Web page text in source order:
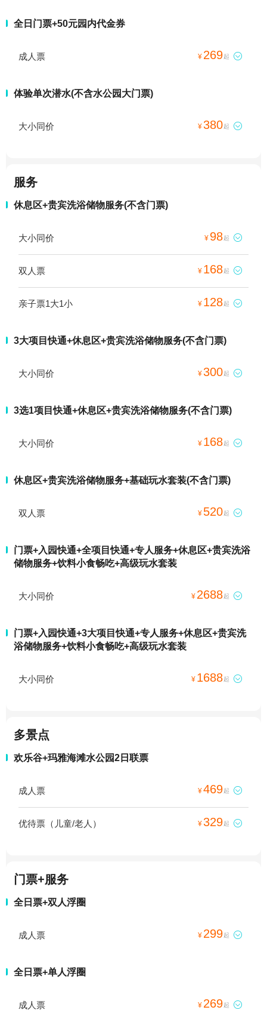
全日门票+50元园内代金券
成人票 ¥ 269起 
体验单次潜水(不含水公园大门票)
大小同价 ¥380起 
服务
休息区+贵宾洗浴储物服务(不含门票)
大小同价 ¥ 98起 
双人票 ¥ 168起 
亲子票1大1小 ¥ 128起 
3大项目快通+休息区+贵宾洗浴储物服务(不含门票)
大小同价 ¥300起 
3选1项目快通+休息区+贵宾洗浴储物服务(不含门票)
大小同价 ¥ 168起 
休息区+贵宾洗浴储物服务+基础玩水套装(不含门票)
双人票 ¥ 520起 
门票+入园快通+全项目快通+专人服务+休息区+贵宾洗浴
储物服务+饮料小食畅吃+高级玩水套装
大小同价 ¥ 2688起 
门票+入园快通+3大项目快通+专人服务+休息区+贵宾洗
浴储物服务+饮料小食畅吃+高级玩水套装
大小同价 ¥ 1688起 
多景点
欢乐谷+玛雅海滩水公园2日联票
成人票 ¥469起 
优待票（儿童/老人） ¥329起 
门票+服务
全日票+双人浮圈
成人票 ¥ 299起 
全日票+单人浮圈
成人票 ¥ 269起 